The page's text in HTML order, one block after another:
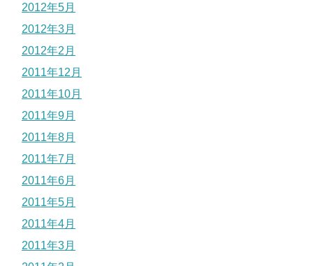
2012年5月
2012年3月
2012年2月
2011年12月
2011年10月
2011年9月
2011年8月
2011年7月
2011年6月
2011年5月
2011年4月
2011年3月